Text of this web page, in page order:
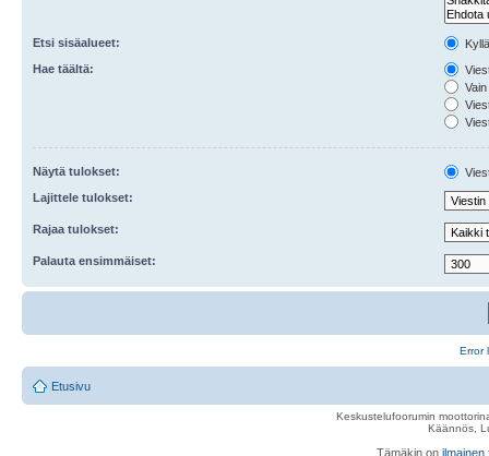
Etsi sisäalueet:
Hae täältä:
Näytä tulokset:
Lajittele tulokset:
Rajaa tulokset:
Palauta ensimmäiset:
Error
Etusivu
Keskustelufoorumin
Käännös,
Tämäkin on ilmainen